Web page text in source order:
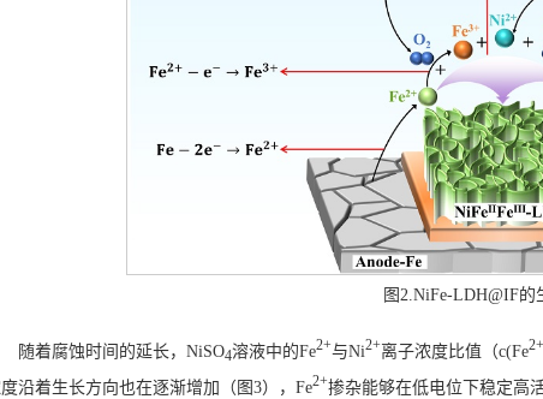
图2.NiFe-LDH@IF的
随着腐蚀时间的延长，NiSO4溶液中的Fe2+与Ni2+离子浓度比值（c(Fe2+
沿着生长方向也在逐渐增加（图3），Fe2+掺杂能够在低电位下稳定高